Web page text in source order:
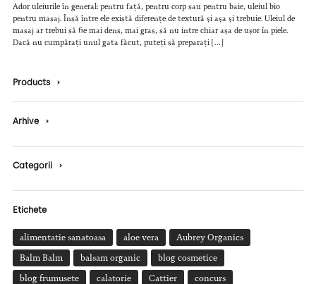
Ador uleiurile în general: pentru față, pentru corp sau pentru baie, uleiul bio
pentru masaj. Însă între ele există diferențe de textură și așa și trebuie. Uleiul de
masaj ar trebui să fie mai dens, mai gras, să nu intre chiar așa de ușor în piele.
Dacă nu cumpărați unul gata făcut, puteți să preparați […]
Products ›
Arhive ›
Categorii ›
Etichete
alimentatie sanatoasa aloe vera Aubrey Organics
Balm Balm balsam organic blog cosmetice
blog frumusete calatorie Cattier concurs